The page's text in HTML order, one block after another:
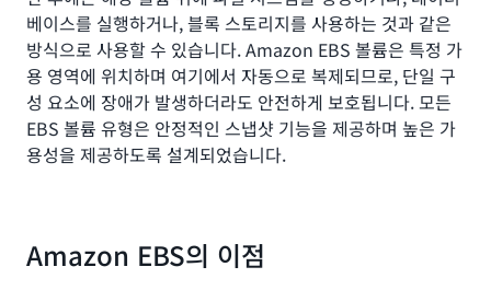
베이스를 실행하거나, 블록 스토리지를 사용하는 것과 같은
방식으로 사용할 수 있습니다. Amazon EBS 볼륨은 특정 가
용 영역에 위치하며 여기에서 자동으로 복제되므로, 단일 구
성 요소에 장애가 발생하더라도 안전하게 보호됩니다. 모든
EBS 볼륨 유형은 안정적인 스냅샷 기능을 제공하며 높은 가
용성을 제공하도록 설계되었습니다.
Amazon EBS의 이점